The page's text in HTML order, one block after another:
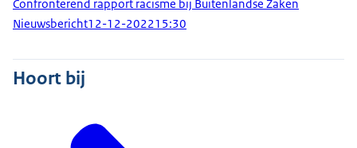
Confronterend rapport racisme bij Buitenlandse Zaken
Nieuwsbericht12-12-202215:30
Hoort bij